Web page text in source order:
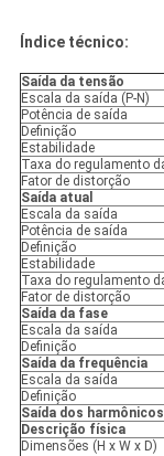
Índice técnico:
Saída da tensão
Escala da saída (P-N)
Potência de saída
Definição
Estabilidade
Taxa do regulamento
Fator de distorção
Saída atual
Escala da saída
Potência de saída
Definição
Estabilidade
Taxa do regulamento
Fator de distorção
Saída da fase
Escala da saída
Definição
Saída da frequência
Escala da saída
Definição
Saída dos harmônicos
Descrição física
Dimensões (H x W x D)